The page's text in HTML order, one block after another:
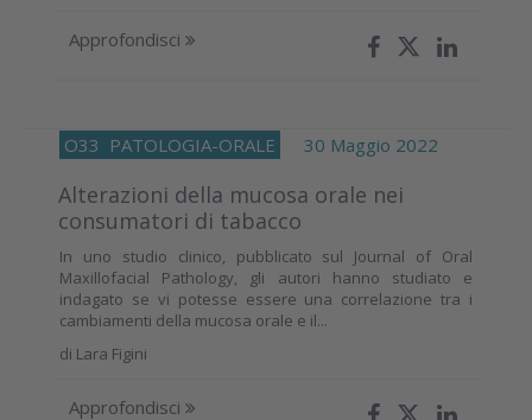
Approfondisci
O33 PATOLOGIA-ORALE 30 Maggio 2022
Alterazioni della mucosa orale nei
consumatori di tabacco
In uno studio clinico, pubblicato sul Journal of Oral
Maxillofacial Pathology, gli autori hanno studiato e
indagato se vi potesse essere una correlazione tra i
cambiamenti della mucosa orale e il...
di Lara Figini
Approfondisci